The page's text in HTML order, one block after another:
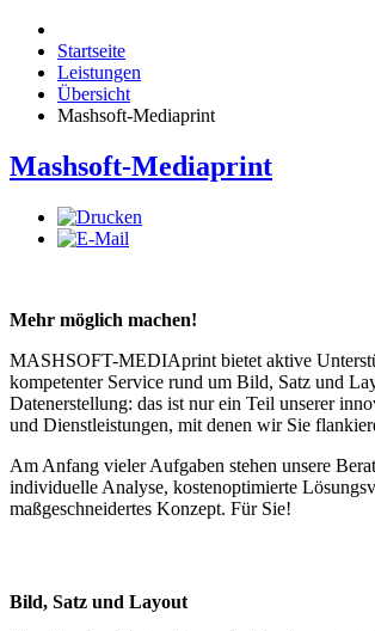
Startseite
Leistungen
Übersicht
Mashsoft-Mediaprint
Mashsoft-Mediaprint
Mehr möglich machen!
MASHSOFT-MEDIAprint bietet aktive
kompetenter Service rund um Bild, Satz und
Datenerstellung: das ist nur ein Teil unserer
und Dienstleistungen, mit denen wir Sie
Am Anfang vieler Aufgaben stehen unsere
individuelle Analyse, kostenoptimierte
maßgeschneidertes Konzept. Für Sie!
Bild, Satz und Layout